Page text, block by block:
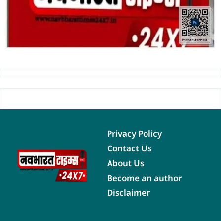
Privacy Policy
Contact Us
About Us
Become an author
Disclaimer